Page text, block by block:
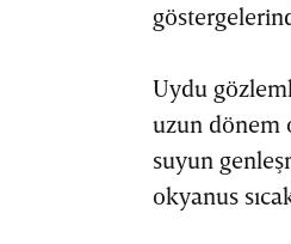
Uydu
uzun dönem
suyun
okyanus